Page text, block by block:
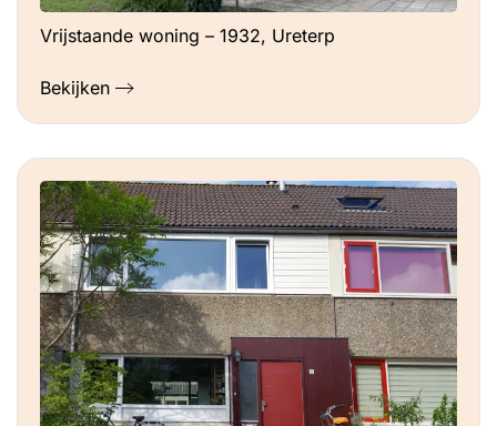
Vrijstaande woning – 1932, Ureterp
Bekijken